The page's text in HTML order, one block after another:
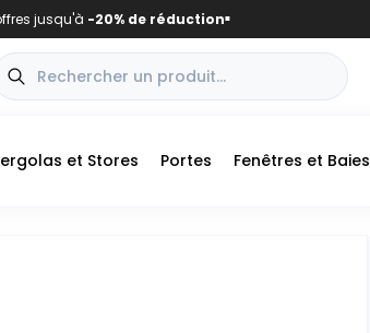
jusqu'à -20% de réduction■
et Stores Portes Fenêtres et Baies